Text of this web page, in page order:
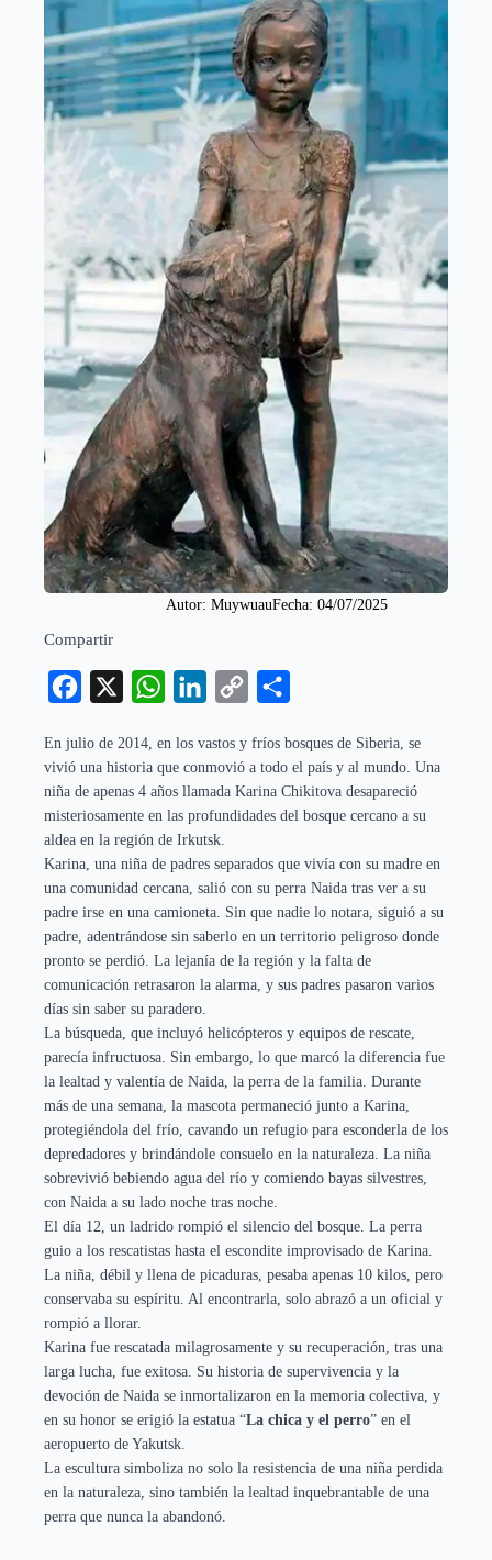
Autor: MuywuauFecha: 04/07/2025
Compartir
Facebook WhatsAppLinkedInCopy
En julio de 2014, en los vastos y fríos bosques de Siberia, se
vivió una historia que conmovió a todo el país y al mundo. Una
niña de apenas 4 años llamada Karina Chikitova desapareció
misteriosamente en las profundidades del bosque cercano a su
aldea en la región de Irkutsk.
Karina, una niña de padres separados que vivía con su madre en
una comunidad cercana, salió con su perra Naida tras ver a su
padre irse en una camioneta. Sin que nadie lo notara, siguió a su
padre, adentrándose sin saberlo en un territorio peligroso donde
pronto se perdió. La lejanía de la región y la falta de
comunicación retrasaron la alarma, y sus padres pasaron varios
días sin saber su paradero.
La búsqueda, que incluyó helicópteros y equipos de rescate,
parecía infructuosa. Sin embargo, lo que marcó la diferencia fue
la lealtad y valentía de Naida, la perra de la familia. Durante
más de una semana, la mascota permaneció junto a Karina,
protegiéndola del frío, cavando un refugio para esconderla de los
depredadores y brindándole consuelo en la naturaleza. La niña
sobrevivió bebiendo agua del río y comiendo bayas silvestres,
con Naida a su lado noche tras noche.
El día 12, un ladrido rompió el silencio del bosque. La perra
guio a los rescatistas hasta el escondite improvisado de Karina.
La niña, débil y llena de picaduras, pesaba apenas 10 kilos, pero
conservaba su espíritu. Al encontrarla, solo abrazó a un oficial y
rompió a llorar.
Karina fue rescatada milagrosamente y su recuperación, tras una
larga lucha, fue exitosa. Su historia de supervivencia y la
devoción de Naida se inmortalizaron en la memoria colectiva, y
en su honor se erigió la estatua “La chica y el perro” en el
aeropuerto de Yakutsk.
La escultura simboliza no solo la resistencia de una niña perdida
en la naturaleza, sino también la lealtad inquebrantable de una
perra que nunca la abandonó.